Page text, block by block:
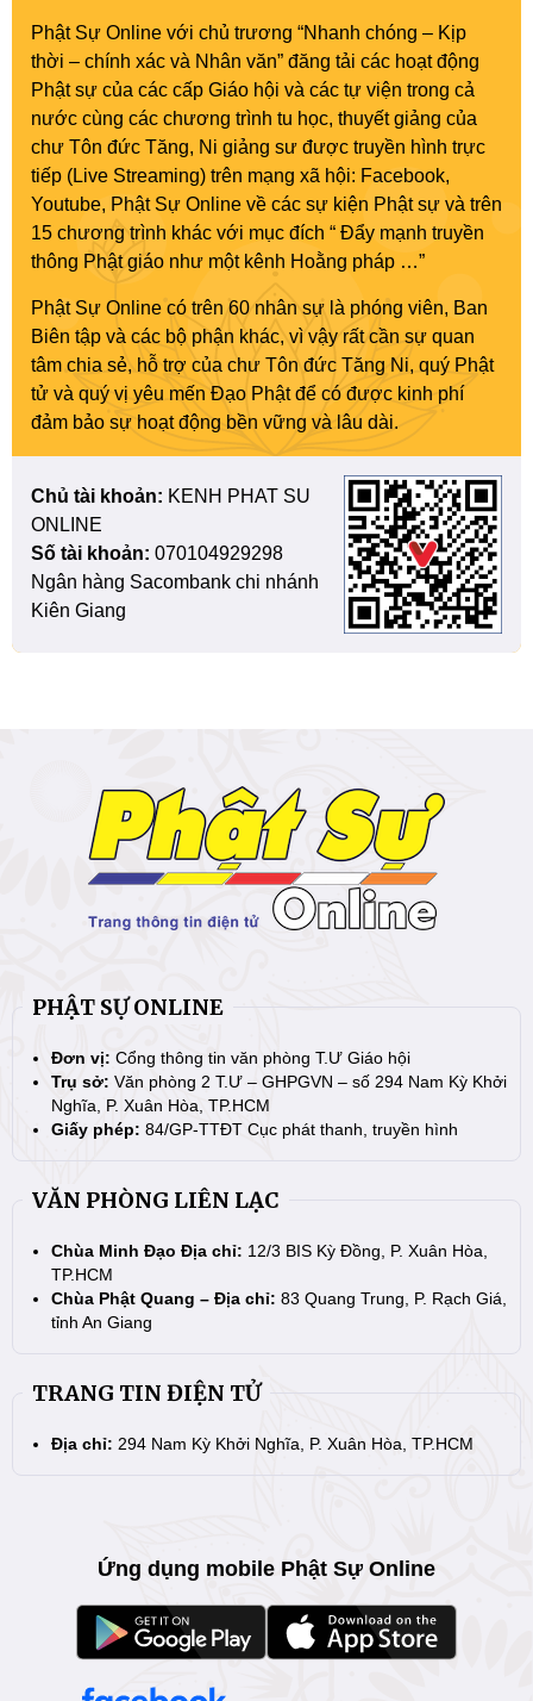
Phật Sự Online với chủ trương “Nhanh chóng – Kịp
thời – chính xác và Nhân văn” đăng tải các hoạt động
Phật sự của các cấp Giáo hội và các tự viện trong cả
nước cùng các chương trình tu học, thuyết giảng của
chư Tôn đức Tăng, Ni giảng sư được truyền hình trực
tiếp (Live Streaming) trên mạng xã hội: Facebook,
Youtube, Phật Sự Online về các sự kiện Phật sự và trên
15 chương trình khác với mục đích “ Đẩy mạnh truyền
thông Phật giáo như một kênh Hoằng pháp …”
Phật Sự Online có trên 60 nhân sự là phóng viên, Ban
Biên tập và các bộ phận khác, vì vậy rất cần sự quan
tâm chia sẻ, hỗ trợ của chư Tôn đức Tăng Ni, quý Phật
tử và quý vị yêu mến Đạo Phật để có được kinh phí
đảm bảo sự hoạt động bền vững và lâu dài.
Chủ tài khoản: KENH PHAT SU
ONLINE
Số tài khoản: 070104929298
Ngân hàng Sacombank chi nhánh
Kiên Giang
PHẬT SỰ ONLINE
Đơn vị: Cổng thông tin văn phòng T.Ư Giáo hội
Trụ sở: Văn phòng 2 T.Ư – GHPGVN – số 294 Nam Kỳ Khởi
Nghĩa, P. Xuân Hòa, TP.HCM
Giấy phép: 84/GP-TTĐT Cục phát thanh, truyền hình
VĂN PHÒNG LIÊN LẠC
Chùa Minh Đạo Địa chỉ: 12/3 BIS Kỳ Đồng, P. Xuân Hòa,
TP.HCM
Chùa Phật Quang – Địa chỉ: 83 Quang Trung, P. Rạch Giá,
tỉnh An Giang
TRANG TIN ĐIỆN TỬ
Địa chỉ: 294 Nam Kỳ Khởi Nghĩa, P. Xuân Hòa, TP.HCM
Ứng dụng mobile Phật Sự Online